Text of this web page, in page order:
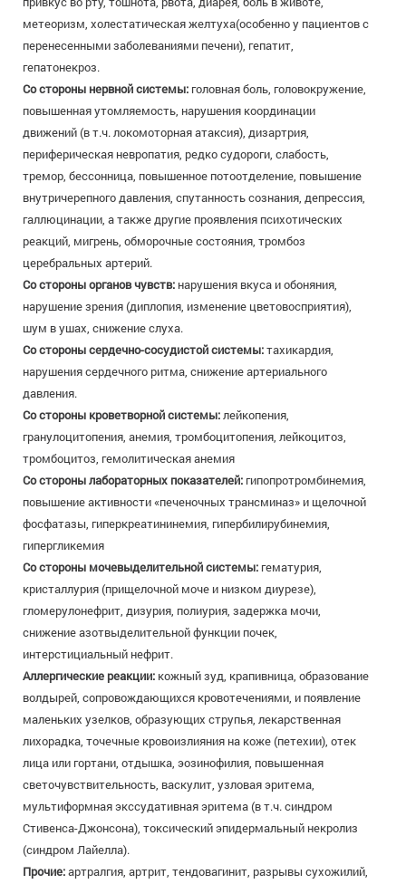
метеоризм, холестатическая желтуха(особенно у пациентов с
перенесенными заболеваниями печени), гепатит,
гепатонекроз.
Со стороны нервной системы: головная боль, головокружение,
повышенная утомляемость, нарушения координации
движений (в т.ч. локомоторная атаксия), дизартрия,
периферическая невропатия, редко судороги, слабость,
тремор, бессонница, повышенное потоотделение, повышение
внутричерепного давления, спутанность сознания, депрессия,
галлюцинации, а также другие проявления психотических
реакций, мигрень, обморочные состояния, тромбоз
церебральных артерий.
Со стороны органов чувств: нарушения вкуса и обоняния,
нарушение зрения (диплопия, изменение цветовосприятия),
шум в ушах, снижение слуха.
Со стороны сердечно-сосудистой системы:тахикардия,
нарушения сердечного ритма, снижение артериального
давления.
Со стороны кроветворной системы:лейкопения,
гранулоцитопения, анемия, тромбоцитопения, лейкоцитоз,
тромбоцитоз, гемолитическая анемия
Со стороны лабораторных показателей: гипопротромбинемия,
повышение активности «печеночных трансминаз» и щелочной
фосфатазы, гиперкреатининемия, гипербилирубинемия,
гипергликемия
Со стороны мочевыделительной системы: гематурия,
кристаллурия (прищелочной моче и низком диурезе),
гломерулонефрит, дизурия, полиурия, задержка мочи,
снижение азотвыделительной функции почек,
интерстициальный нефрит.
Аллергические реакции: кожный зуд, крапивница, образование
волдырей, сопровождающихся кровотечениями, и появление
маленьких узелков, образующих струпья, лекарственная
лихорадка, точечные кровоизлияния на коже (петехии), отек
лица или гортани, отдышка, эозинофилия, повышенная
светочувствительность, васкулит, узловая эритема,
мультиформная экссудативная эритема (в т.ч. синдром
Стивенса-Джонсона), токсический эпидермальный некролиз
(синдром Лайелла).
Прочие:артралгия, артрит, тендовагинит, разрывы сухожилий,